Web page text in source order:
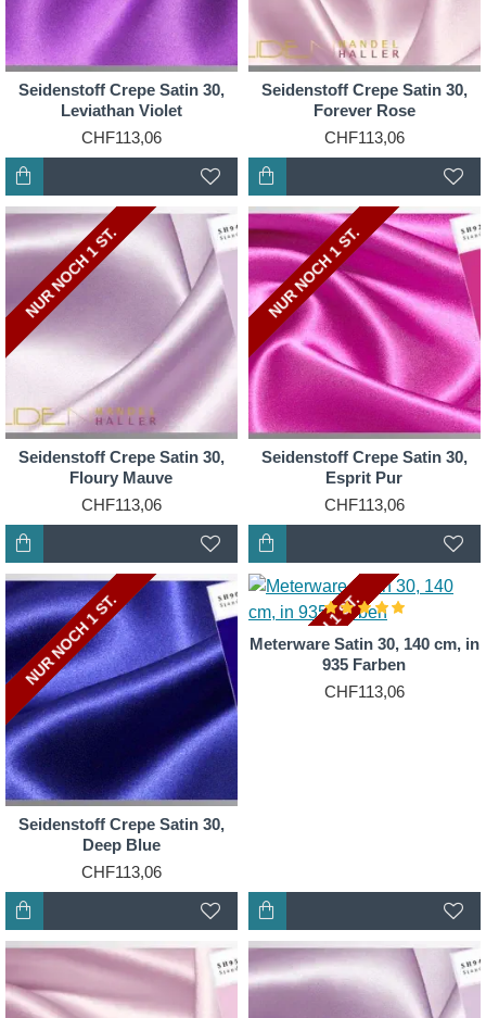
Seidenstoff Crepe Satin 30,
Leviathan Violet
CHF113,06
Seidenstoff Crepe Satin 30,
Forever Rose
CHF113,06
NUR NOCH 2 ST.
NUR NOCH 1 ST.
Seidenstoff Crepe Satin 30,
Floury Mauve
CHF113,06
NUR NOCH 2 ST.
NUR NOCH 1 ST.
Seidenstoff Crepe Satin 30,
Esprit Pur
CHF113,06
NUR NOCH 2 ST.
NUR NOCH 1 ST.
Seidenstoff Crepe Satin 30,
Deep Blue
CHF113,06
NUR NOCH 2 ST.
NUR NOCH 1 ST.
Meterware Satin 30, 140 cm, in
935 Farben
CHF113,06